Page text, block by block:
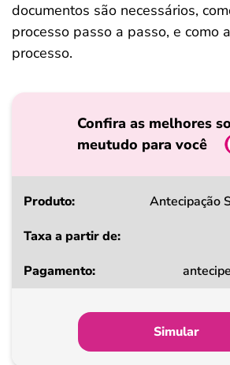
documentos são necessários,
processo passo a passo, e como
processo.
Confira as melhores
meutudo para você
Produto
a
Antecipação
Simular